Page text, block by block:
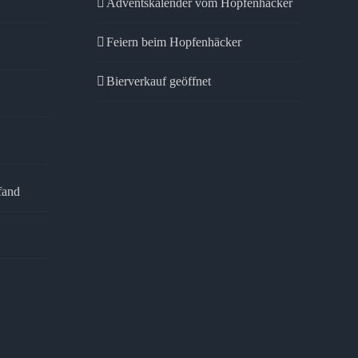
Feiern beim Hopfenhäcker
Bierverkauf geöffnet